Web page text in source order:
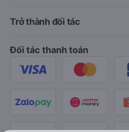
Trở thành đối tác
Đối tác thanh toán